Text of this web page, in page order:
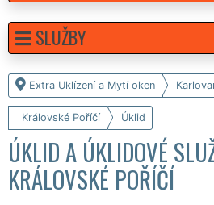
Extra Uklízení a Mytí oken
Královské Poříčí Úklid
ÚKLID A ÚKLIDOVÉ
KRÁLOVSKÉ POŘÍČÍ
SLUŽBY